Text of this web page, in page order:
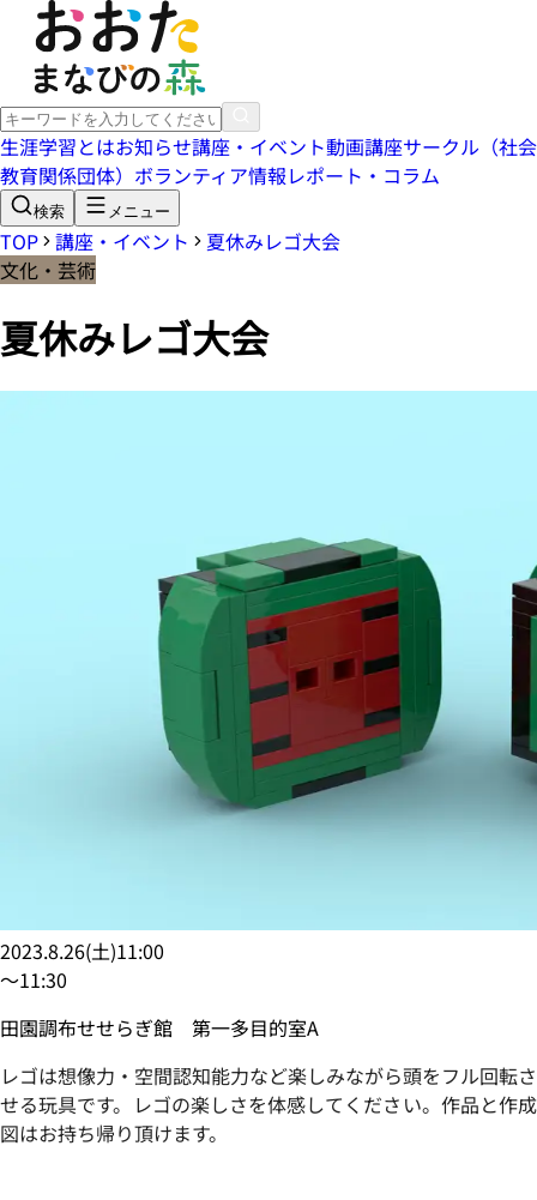
生涯学習とはお知らせ講座・イベント動画講座サークル（社会
教育関係団体） ボランティア情報レポート・コラム
検索 メニュー
TOP 講座・イベント
夏休みレゴ大会
文化・芸術
夏休みレゴ大会
2023.8.26(土)11:00
〜11:30
田園調布せせらぎ館 第一多目的室A
レゴは想像力・空間認知能力など楽しみながら頭をフル回転さ
せる玩具です。レゴの楽しさを体感してください。作品と作成
図はお持ち帰り頂けます。